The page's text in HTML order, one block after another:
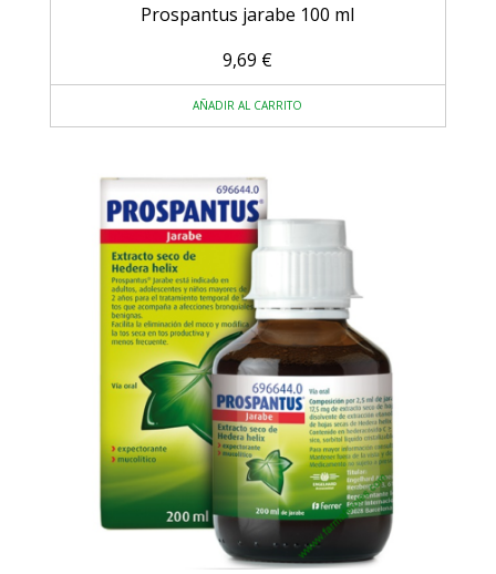
Prospantus jarabe 100 ml
9,69 €
AÑADIR AL CARRITO